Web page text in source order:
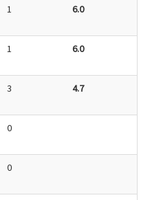
1 6.0
1 6.0
3 4.7
0
0